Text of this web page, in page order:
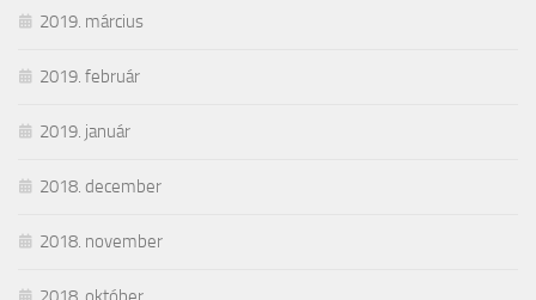
2019. március
2019. február
2019. január
2018. december
2018. november